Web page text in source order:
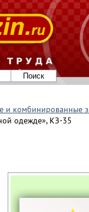
и комбинированные
одежде», КЗ-35